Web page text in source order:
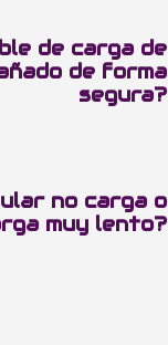
de carga de
de forma
segura?
no carga o
muy lento?